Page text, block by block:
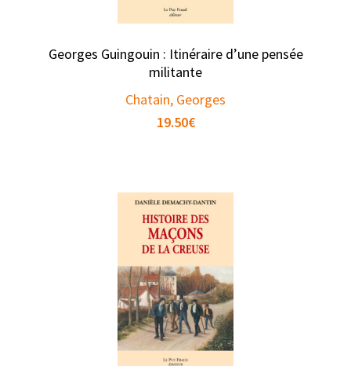
Georges Guingouin : Itinéraire d’une pensée
militante
Chatain, Georges
19.50€